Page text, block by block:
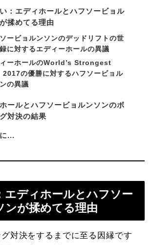
：エディホールとハフソービョル
揉めてる理由
ービョルンソンのデッドリフトの世
に対するエディーホールの異議
ーホールのWorld’s Strongest
2017の優勝に対するハフソービョル
の異議
ールとハフソービョルンソンのボ
対決の結果
...
エディホールとハフソー
ンが揉めてる理由
対決をするまでに至る因縁です